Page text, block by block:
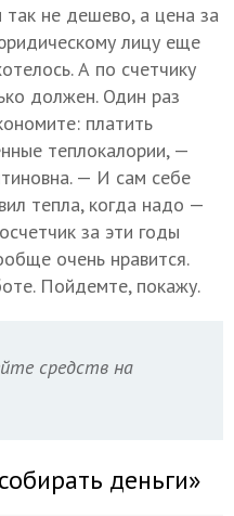
не дешево, а цена за
лицу еще
А по счетчику
должен. Один раз
платить
теплокалории, —
— И сам себе
тепла, когда надо —
за эти годы
очень нравится.
Пойдемте, покажу.
средств на
деньги»